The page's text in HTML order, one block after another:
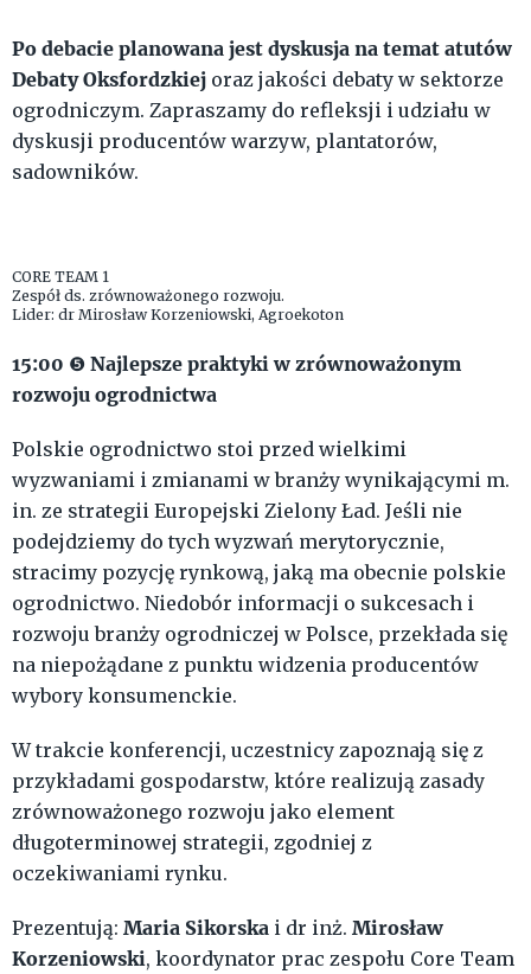
Po debacie planowana jest dyskusja na temat atutów
Debaty Oksfordzkiej oraz jakości debaty w sektorze
ogrodniczym. Zapraszamy do refleksji i udziału w
dyskusji producentów warzyw, plantatorów,
sadowników.
CORE TEAM 1
Zespół ds. zrównoważonego rozwoju.
Lider: dr Mirosław Korzeniowski, Agroekoton
15:00 ❺ Najlepsze praktyki w zrównoważonym
rozwoju ogrodnictwa
Polskie ogrodnictwo stoi przed wielkimi
wyzwaniami i zmianami w branży wynikającymi m.
in. ze strategii Europejski Zielony Ład. Jeśli nie
podejdziemy do tych wyzwań merytorycznie,
stracimy pozycję rynkową, jaką ma obecnie polskie
ogrodnictwo. Niedobór informacji o sukcesach i
rozwoju branży ogrodniczej w Polsce, przekłada się
na niepożądane z punktu widzenia producentów
wybory konsumenckie.
W trakcie konferencji, uczestnicy zapoznają się z
przykładami gospodarstw, które realizują zasady
zrównoważonego rozwoju jako element
długoterminowej strategii, zgodniej z
oczekiwaniami rynku.
Prezentują: Maria Sikorska i dr inż. Mirosław
Korzeniowski, koordynator prac zespołu Core Team